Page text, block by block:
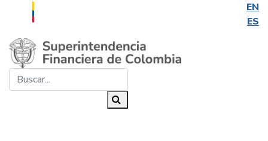
EN
ES
Saltar al contenido principal